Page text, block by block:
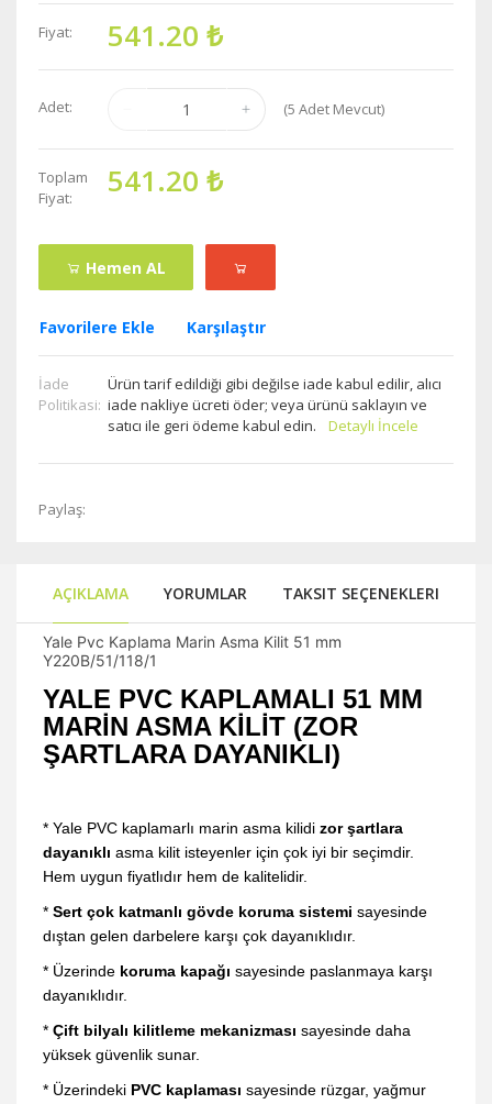
Fiyat: 541.20 ₺
Adet: (5 Adet Mevcut)
Toplam
Fiyat:
541.20 ₺
Hemen AL
Favorilere Ekle Karşılaştır
İade
Politikasi:
Ürün tarif edildiği gibi değilse iade kabul edilir, alıcı
iade nakliye ücreti öder; veya ürünü saklayın ve
satıcı ile geri ödeme kabul edin.
Detaylı İncele
Paylaş:
AÇIKLAMA YORUMLAR TAKSIT SEÇENEKLERI
Yale Pvc Kaplama Marin Asma Kilit 51 mm
Y220B/51/118/1
YALE PVC KAPLAMALI 51 MM
MARİN ASMA KİLİT (ZOR
ŞARTLARA DAYANIKLI)
* Yale PVC kaplamarlı marin asma kilidi zor şartlara
dayanıklı asma kilit isteyenler için çok iyi bir seçimdir.
Hem uygun fiyatlıdır hem de kalitelidir.
* Sert çok katmanlı gövde koruma sistemi sayesinde
dıştan gelen darbelere karşı çok dayanıklıdır.
* Üzerinde koruma kapağı sayesinde paslanmaya karşı
dayanıklıdır.
* Çift bilyalı kilitleme mekanizması sayesinde daha
yüksek güvenlik sunar.
* Üzerindeki PVC kaplaması sayesinde rüzgar, yağmur